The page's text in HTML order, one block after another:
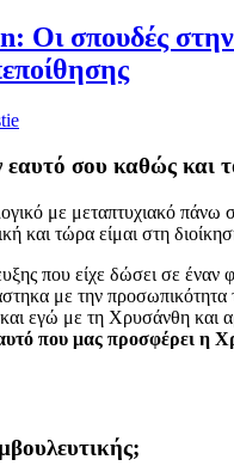
σπουδές στην
εαυτό σου καθώς και
με μεταπτυχιακό πάνω
και τώρα είμαι στη
που είχε δώσει σε έναν
με την
εγώ με τη Χρυσάνθη και
που μας προσφέρει η